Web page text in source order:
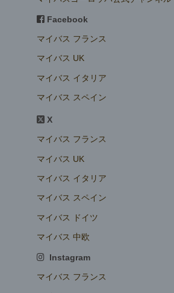
Facebook
マイバス フランス
マイバス UK
マイバス イタリア
マイバス スペイン
X
マイバス フランス
マイバス UK
マイバス イタリア
マイバス スペイン
マイバス ドイツ
マイバス 中欧
Instagram
マイバス フランス